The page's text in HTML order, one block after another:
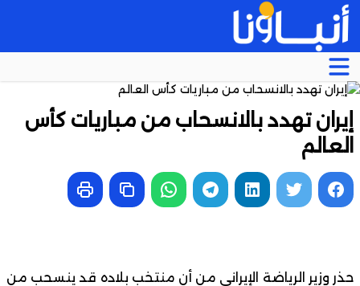
إيران تهدد بالانسحاب من مباريات كأس
العالم
حذر وزير الرياضة الإيراني من أن منتخب بلاده قد ينسحب من